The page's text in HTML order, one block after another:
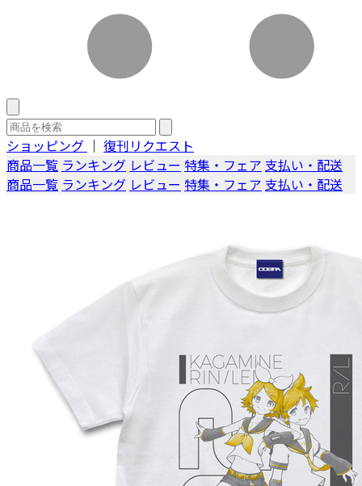
ショッピング ｜ 復刊リクエスト
商品一覧 ランキング レビュー 特集・フェア 支払い・配送
商品一覧 ランキング レビュー 特集・フェア 支払い・配送